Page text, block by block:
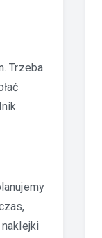
Trzeba
naklejki